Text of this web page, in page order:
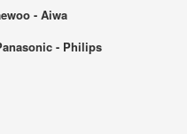
- Aiwa
- Philips